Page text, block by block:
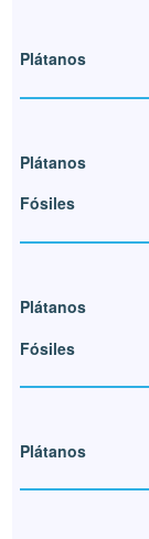
Plátanos
Plátanos
Fósiles
Plátanos
Fósiles
Plátanos